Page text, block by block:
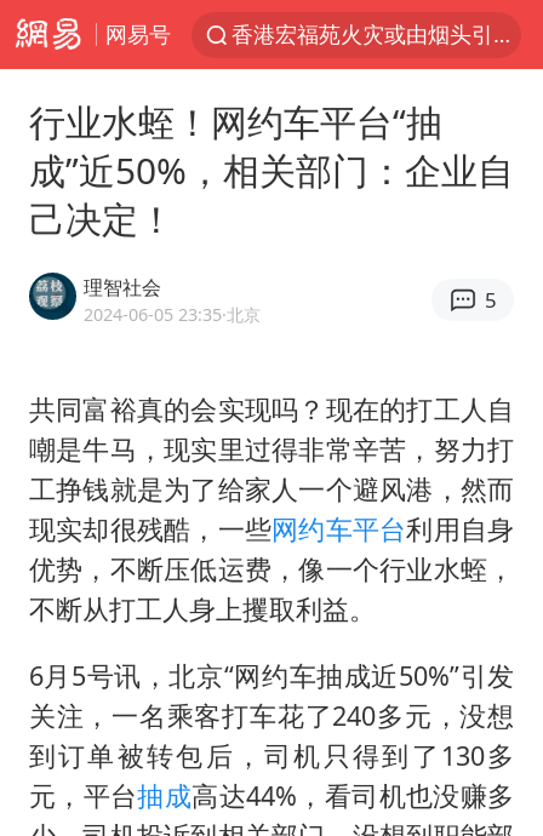
网易号
香港宏福苑火灾或由烟头引起
白海豚将正面袭击贯穿浙江
刘浩存百花奖开幕式红裙起舞
万岁山接盘烂尾恒大文旅城
泰国初中生饮弹自尽前开了26枪
多个明星演唱会取消
店主称换“青海拉面”招牌后生意更好
女儿为争财产堵门阻挠父亲出殡
习近平心系体育强国建设
行业水蛭！网约车平台“抽
成”近50%，相关部门：企业自
己决定！
理智社会
2024-06-05 23:35·北京
5
共同富裕真的会实现吗？现在的打工人自
嘲是牛马，现实里过得非常辛苦，努力打
工挣钱就是为了给家人一个避风港，然而
现实却很残酷，一些网约车平台利用自身
优势，不断压低运费，像一个行业水蛭，
不断从打工人身上攫取利益。
6月5号讯，北京“网约车抽成近50%”引发
关注，一名乘客打车花了240多元，没想
到订单被转包后，司机只得到了130多
元，平台抽成高达44%，看司机也没赚多